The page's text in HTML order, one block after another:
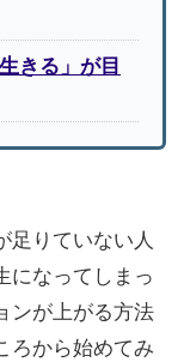
きる」が目
足りていない人
になってしまっ
ンが上がる方法
ろから始めてみ